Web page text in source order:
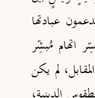
عبادتها
اتهام مُبشِّر
لم يكن